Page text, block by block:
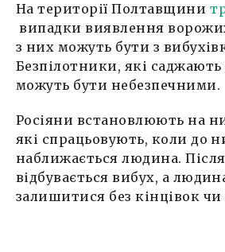
На території Полтавщини
випадки виявлення
з них можуть бути з
Безпілотники, які саджають
можуть бути небезпечними.
Росіяни встановлюють на
які спрацьовують, коли до
наближається людина.
відбувається вибух, а
залишитися без кінцівок чи